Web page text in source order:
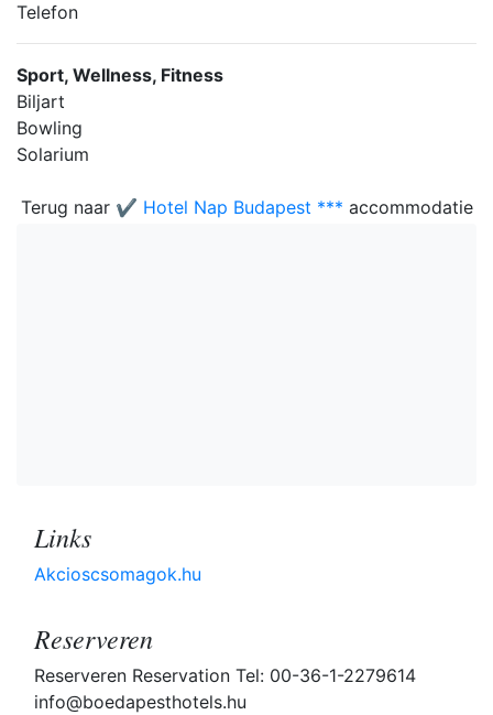
Telefon
Sport, Wellness, Fitness
Biljart
Bowling
Solarium
Terug naar ✔️ Hotel Nap Budapest *** accommodatie
Links
Akcioscsomagok.hu
Reserveren
Reserveren Reservation Tel: 00-36-1-2279614
info@boedapesthotels.hu